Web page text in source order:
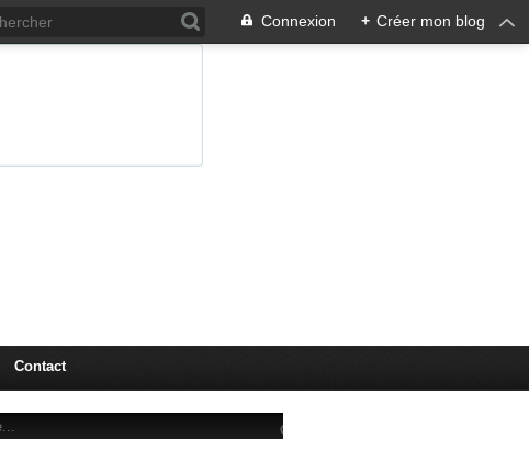
Connexion + Créer mon blog
Contact